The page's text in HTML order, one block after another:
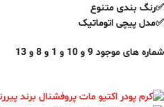
✅رنگ بندی متنوع
✅مدل پیچی اتوماتیک
شماره های موجود 9 و 10 و 1 و 8 و 13